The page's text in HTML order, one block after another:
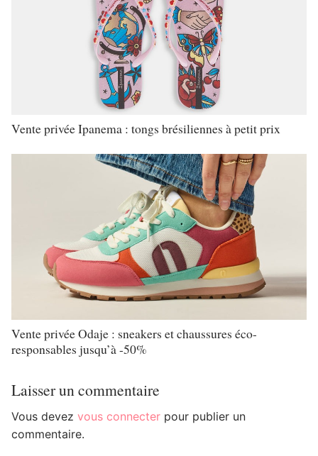
Vente privée Ipanema : tongs brésiliennes à petit prix
Vente privée Odaje : sneakers et chaussures éco-
responsables jusqu’à -50%
Laisser un commentaire
Vous devez vous connecter pour publier un
commentaire.